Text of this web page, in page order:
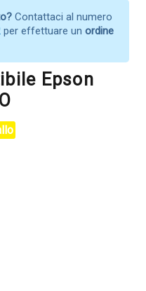
Contattaci al numero
per effettuare un ordine
Epson